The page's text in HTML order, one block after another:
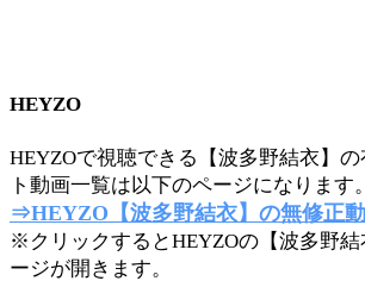
HEYZO
HEYZOで視聴できる【波多野結衣】
ト動画一覧は以下のページになります。
⇒HEYZO【波多野結衣】の無修正
※クリックするとHEYZOの【波多野
ージが開きます。